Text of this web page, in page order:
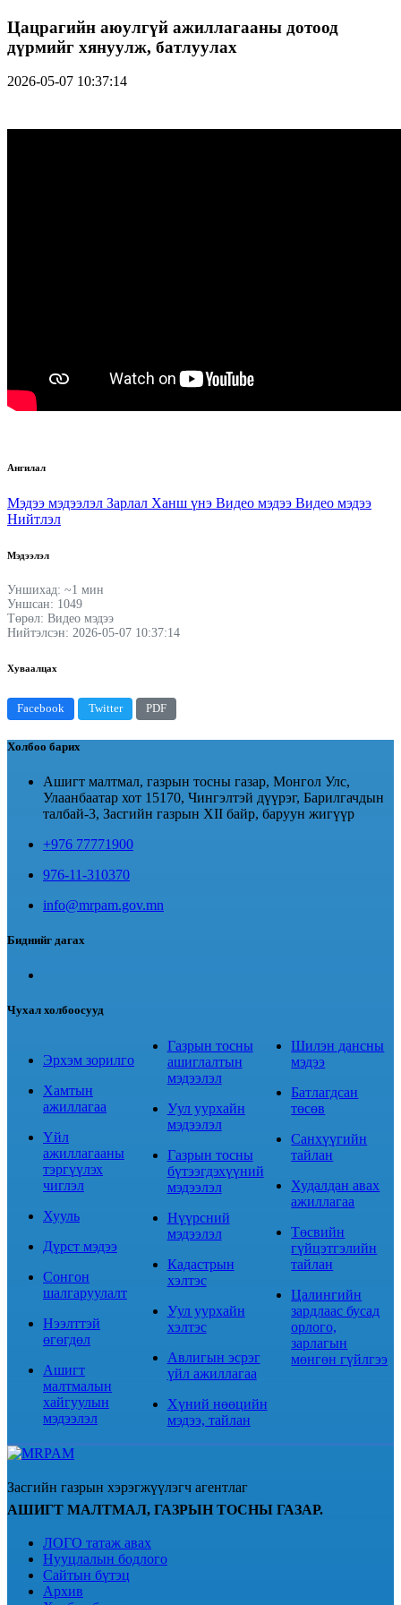
Цацрагийн аюулгүй ажиллагааны дотоод
дүрмийг хянуулж, батлуулах
2026-05-07 10:37:14
Ангилал
Мэдээ мэдээлэл Зарлал Ханш үнэ Видео мэдээ Видео мэдээ
Нийтлэл
Мэдээлэл
Уншихад: ~1 мин
Уншсан: 1049
Төрөл: Видео мэдээ
Нийтэлсэн: 2026-05-07 10:37:14
Хуваалцах
Facebook Twitter PDF
Холбоо барих
Ашигт малтмал, газрын тосны газар, Монгол Улс,
Улаанбаатар хот 15170, Чингэлтэй дүүрэг, Барилгачдын
талбай-3, Засгийн газрын XII байр, баруун жигүүр
+976 77771900
976-11-310370
info@mrpam.gov.mn
Биднийг дагах
Чухал холбоосууд
Эрхэм зорилго
Хамтын
ажиллагаа
Үйл
ажиллагааны
тэргүүлэх
чиглэл
Хууль
Дүрст мэдээ
Сонгон
шалгаруулалт
Нээлттэй
өгөгдөл
Ашигт
малтмалын
хайгуулын
мэдээлэл
Газрын тосны
ашиглалтын
мэдээлэл
Уул уурхайн
мэдээлэл
Газрын тосны
бүтээгдэхүүний
мэдээлэл
Нүүрсний
мэдээлэл
Кадастрын
хэлтэс
Уул уурхайн
хэлтэс
Авлигын эсрэг
үйл ажиллагаа
Хүний нөөцийн
мэдээ, тайлан
Шилэн дансны
мэдээ
Батлагдсан
төсөв
Санхүүгийн
тайлан
Худалдан авах
ажиллагаа
Төсвийн
гүйцэтгэлийн
тайлан
Цалингийн
зардлаас бусад
орлого,
зарлагын
мөнгөн гүйлгээ
Засгийн газрын хэрэгжүүлэгч агентлаг
АШИГТ МАЛТМАЛ, ГАЗРЫН ТОСНЫ ГАЗАР.
ЛОГО татаж авах
Нууцлалын бодлого
Сайтын бүтэц
Архив